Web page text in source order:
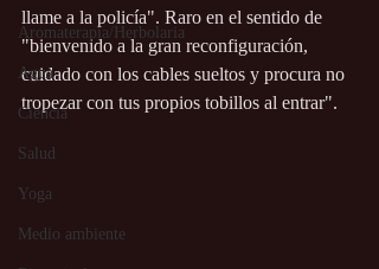
Aromaterapia/Herbolaria
Agua
Ciencia
Salud
Yoga
Medio ambiente
llame a la policía". Raro en el sentido de
"bienvenido a la gran reconfiguración,
cuidado con los cables sueltos y procura no
tropezar con tus propios tobillos al entrar".